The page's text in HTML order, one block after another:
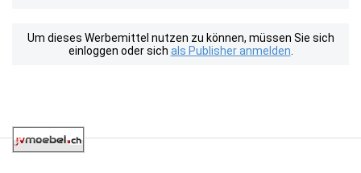
Um dieses Werbemittel nutzen zu können, müssen Sie sich
einloggen oder sich als Publisher anmelden